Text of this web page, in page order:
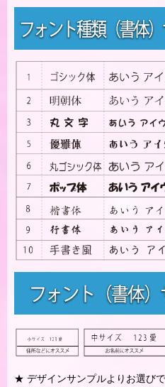
★ デザインサンプルよりお選び